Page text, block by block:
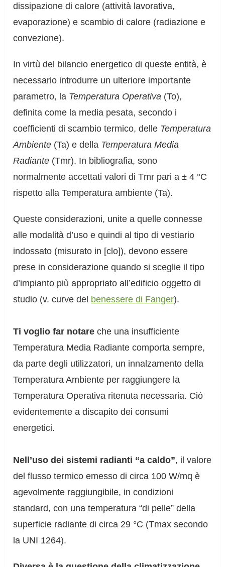
dissipazione di calore (attività lavorativa,
evaporazione) e scambio di calore (radiazione e
convezione).
In virtù del bilancio energetico di queste entità, è
necessario introdurre un ulteriore importante
parametro, la Temperatura Operativa (To),
definita come la media pesata, secondo i
coefficienti di scambio termico, delle Temperatura
Ambiente (Ta) e della Temperatura Media
Radiante (Tmr). In bibliografia, sono
normalmente accettati valori di Tmr pari a ± 4 °C
rispetto alla Temperatura ambiente (Ta).
Queste considerazioni, unite a quelle connesse
alle modalità d’uso e quindi al tipo di vestiario
indossato (misurato in [clo]), devono essere
prese in considerazione quando si sceglie il tipo
d’impianto più appropriato all’edificio oggetto di
studio (v. curve del benessere di Fanger).
Ti voglio far notare che una insufficiente
Temperatura Media Radiante comporta sempre,
da parte degli utilizzatori, un innalzamento della
Temperatura Ambiente per raggiungere la
Temperatura Operativa ritenuta necessaria. Ciò
evidentemente a discapito dei consumi
energetici.
Nell’uso dei sistemi radianti “a caldo”, il valore
del flusso termico emesso di circa 100 W/mq è
agevolmente raggiungibile, in condizioni
standard, con una temperatura “di pelle” della
superficie radiante di circa 29 °C (Tmax secondo
la UNI 1264).